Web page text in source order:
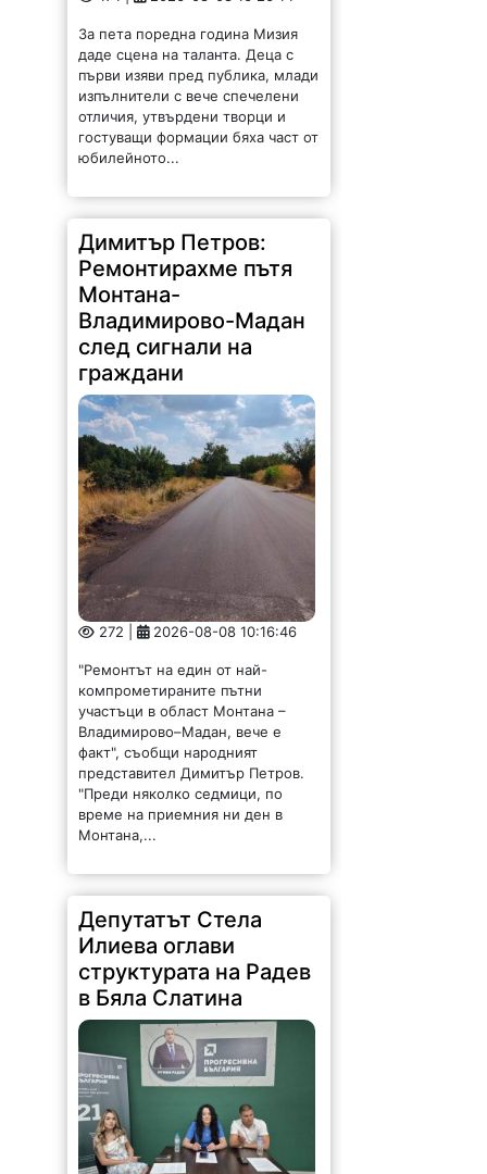
даде сцена на таланта. Деца с
първи изяви пред публика, млади
изпълнители с вече спечелени
отличия, утвърдени творци и
гостуващи формации бяха част от
юбилейното...
Димитър Петров:
Ремонтирахме пътя
Монтана-
Владимирово-Мадан
след сигнали на
граждани
272 | 2026-08-08 10:16:46
компрометираните пътни
участъци в област Монтана –
Владимирово–Мадан, вече е
факт", съобщи народният
представител Димитър Петров.
"Преди няколко седмици, по
време на приемния ни ден в
Монтана,...
Депутатът Стела
Илиева оглави
структурата на Радев
в Бяла Слатина